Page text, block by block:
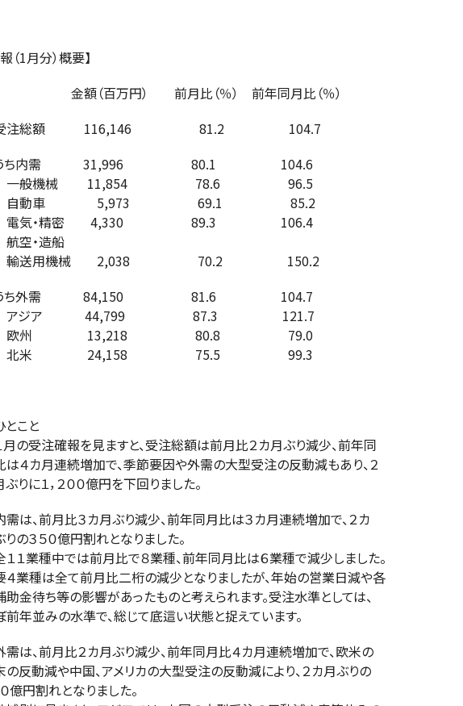
1月分）概要】
百万円） 前月比（％） 前年同月比（％）
総額 116,146 81.2 104.7
内需 31,996 80.1 104.6
機械 11,854 78.6 96.5
車 5,973 69.1 85.2
・精密 4,330 89.3 106.4
・造船
用機械 2,038 70.2 150.2
外需 84,150 81.6 104.7
ア 44,799 87.3 121.7
13,218 80.8 79.0
24,158 75.5 99.3
こと
注確報を見ますと、受注総額は前月比２カ月ぶり減少、前年同
カ月連続増加で、季節要因や外需の大型受注の反動減もあり、２
に１，２００億円を下回りました。
前月比３カ月ぶり減少、前年同月比は３カ月連続増加で、２カ
３５０億円割れとなりました。
種中では前月比で８業種、前年同月比は６業種で減少しました。
種は全て前月比二桁の減少となりましたが、年始の営業日減や各
待ち等の影響があったものと考えられます。受注水準としては、
並みの水準で、総じて底這い状態と捉えています。
前月比２カ月ぶり減少、前年同月比４カ月連続増加で、欧米の
動減や中国、アメリカの大型受注の反動減により、２カ月ぶりの
円割れとなりました。